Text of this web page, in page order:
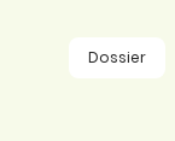
Dossier